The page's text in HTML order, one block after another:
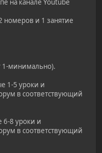
на канале Youtube
номеров и 1 занятие
минимально).
1-5 уроки и
в соответствующий
6-8 уроки и
в соответствующий